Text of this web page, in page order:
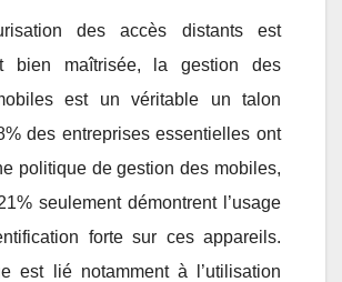
des accès distants est
bien maîtrisée, la gestion des
est un véritable un talon
des entreprises essentielles ont
politique de gestion des mobiles,
seulement démontrent l’usage
forte sur ces appareils.
est lié notamment à l’utilisation